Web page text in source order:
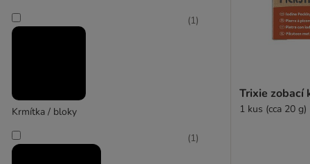
Vodítka, obojky & postroje
Výběhy, králíkárny a klece pro malá
Krmítka / bloky
(1)
(1)
Trixie zobací
1 kus (cca 20 g)